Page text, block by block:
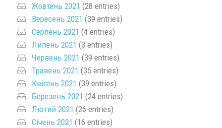
Жовтень 2021 (28 entries)
Вересень 2021 (39 entries)
Серпень 2021 (4 entries)
Липень 2021 (3 entries)
Червень 2021 (39 entries)
Травень 2021 (35 entries)
Квітень 2021 (39 entries)
Березень 2021 (24 entries)
Лютий 2021 (26 entries)
Січень 2021 (16 entries)